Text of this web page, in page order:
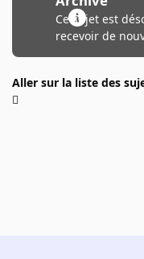
Ce sujet est
recevoir de
Aller sur la liste des